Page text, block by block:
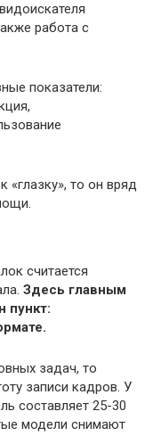
работа с
показатели:
«глазку», то он вряд
считается
Здесь главным
пункт:
задач, то
записи кадров. У
составляет 25-30
модели снимают